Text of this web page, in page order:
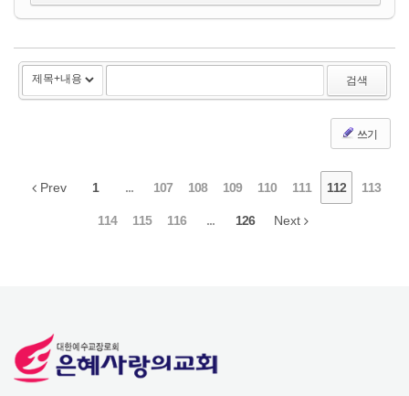
검색
쓰기
Prev 1 ... 107 108 109 110 111 112 113
114 115 116 ... 126 Next